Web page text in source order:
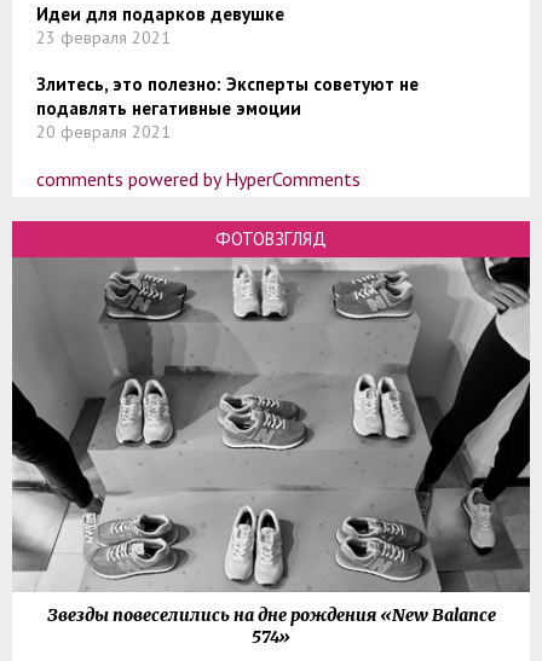
Идеи для подарков девушке
23 февраля 2021
Злитесь, это полезно: Эксперты советуют не
подавлять негативные эмоции
20 февраля 2021
comments powered by HyperComments
ФОТОВЗГЛЯД
Звезды повеселились на дне рождения «New Balance
574»